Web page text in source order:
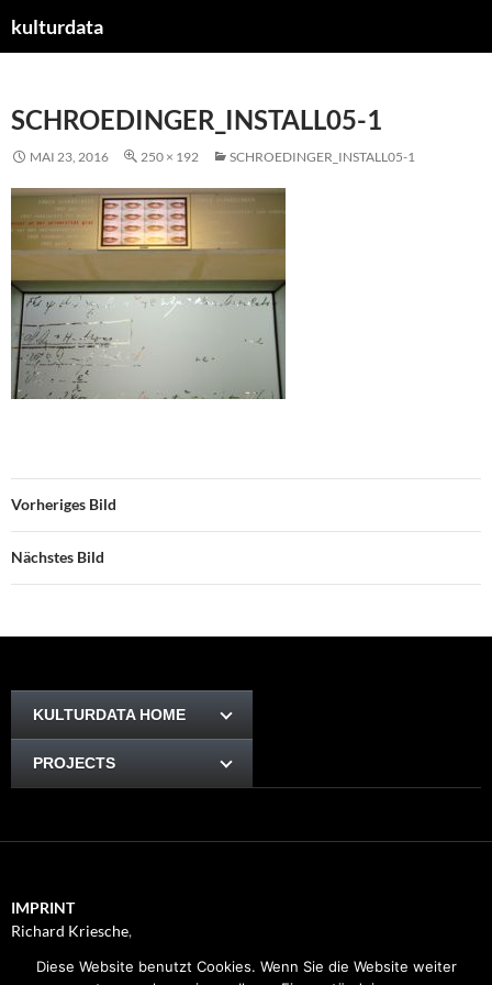
kulturdata
SCHROEDINGER_INSTALL05-1
MAI 23, 2016 250 × 192 SCHROEDINGER_INSTALL05-1
Vorheriges Bild
Nächstes Bild
KULTURDATA HOME
PROJECTS
IMPRINT
Richard Kriesche,
GrazDiese Website benutzt Cookies. Wenn Sie die Website weiter